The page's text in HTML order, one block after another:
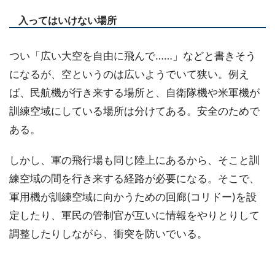
入ってはいけない場所
つい「広い大空を自由に飛んで……」などと書きそう
になるが、空というのは広いようでいて狭い。例え
ば、民航機が行き来する場所と、自衛隊機や米軍機が
訓練空域にしている場所は分けてある。安全のためで
ある。
しかし、軍の飛行場も同じ陸上にあるから、そこと訓
練空域の間を行き来する経路が必要になる。そこで、
軍用機が訓練空域に向かうための回廊(コリドー)を設
定したり、軍民の管制官が互いに情報をやりとりして
調整したりしながら、衝突を防いでいる。